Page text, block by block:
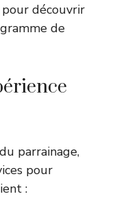
découvrir
de
parrainage,
pour
: